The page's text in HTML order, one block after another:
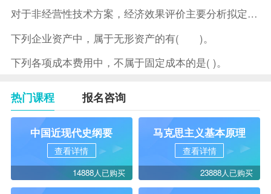
对于非经营性技术方案，经济效果评价主要分析拟定方案的( )。
下列企业资产中，属于无形资产的有( )。
下列各项成本费用中，不属于固定成本的是( )。
热门课程 报名咨询
中国近现代史纲要
查看详情
14888人已购买
马克思主义基本原理
查看详情
23888人已购买